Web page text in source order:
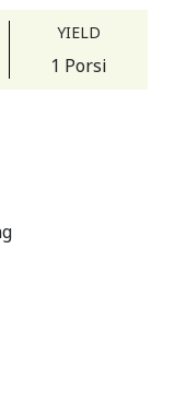
YIELD
1 Porsi